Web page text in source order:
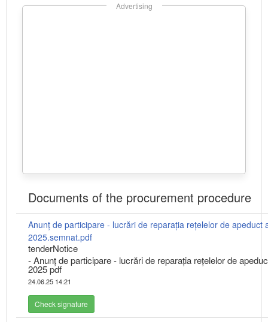
Advertising
Documents of the procurement procedure
Anunț de participare - lucrări de reparația rețelelor de apeduct
2025.semnat.pdf
tenderNotice
- Anunț de participare - lucrări de reparația rețelelor de
2025 pdf
24.06.25 14:21
Check signature